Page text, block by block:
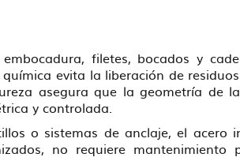
filetes, bocados y
evita la liberación de
asegura que la geometría
y controlada.
o sistemas de anclaje, el
no requiere